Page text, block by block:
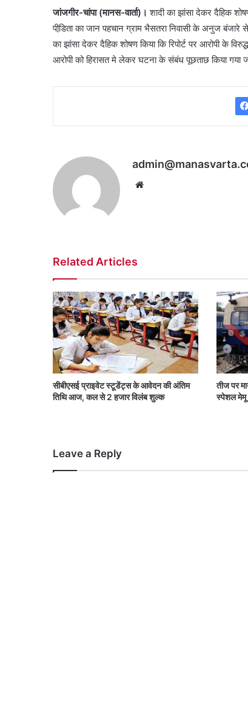
जांजगीर-चांपा (मानस-वार्ता)। शादी का झांसा देकर दैहिक
पीडि़ता का जान पहचान ग्राम भैसतरा निवासी के अनुज बंजारे
का झांसा देकर दैहिक शोषण किया कि रिपोर्ट पर आरोपी के
आरोपी को हिरासत मे लेकर घटना के संबंध पूछताछ किया गया
Website
Related Articles
सीबीएसई प्राइवेट स्टूडेंट्स के आवेदन की अंतिम
तिथि आज, कल से 2 हजार विलंब शुल्क
तीज पर
स्पेशल
Leave a Reply